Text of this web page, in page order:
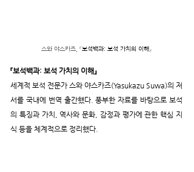
스와 야스카즈, 『보석백과: 보석 가치의 이해 』
『보석백과: 보석 가치의 이해』
세계적 보석 전문가 스와 야스카즈(Yasukazu Suwa)의 저
서를 국내에 번역 출간했다. 풍부한 자료를 바탕으로 보석
의 특징과 가치, 역사와 문화, 감정과 평가에 관한 핵심 지
식 등을 체계적으로 정리했다.